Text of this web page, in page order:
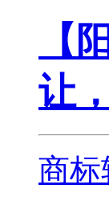
【
让
商标